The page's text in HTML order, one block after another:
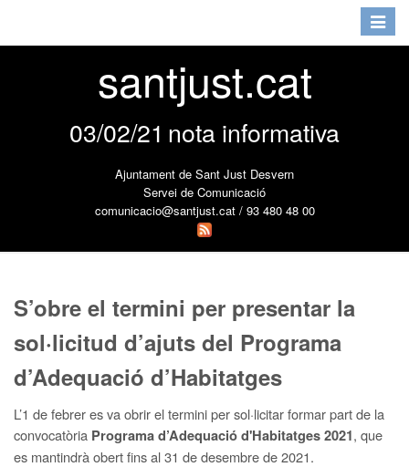
Toggle
santjust.cat
03/02/21 nota informativa
Ajuntament de Sant Just Desvern
Servei de Comunicació
comunicacio@santjust.cat / 93 480 48 00
S’obre el termini per presentar la
sol·licitud d’ajuts del Programa
d’Adequació d’Habitatges
L’1 de febrer es va obrir el termini per sol·licitar formar part de la
convocatòria Programa d’Adequació d'Habitatges 2021, que
es mantindrà obert fins al 31 de desembre de 2021.